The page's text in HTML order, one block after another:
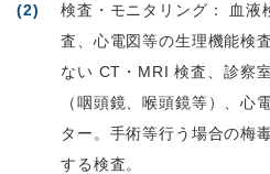
検査・モニタリング： 血液
査、心電図等の生理機能検
ない CT・MRI 検査、診察
（咽頭鏡、喉頭鏡等）、心
ター。手術等行う場合の梅
する検査。